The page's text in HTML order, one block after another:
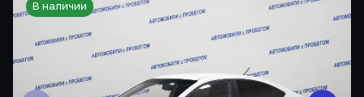
В наличии